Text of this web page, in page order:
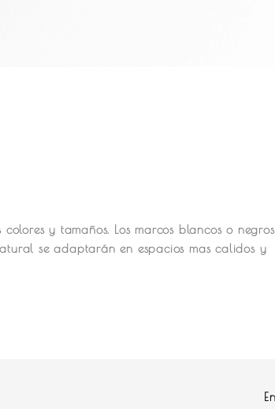
y tamaños. Los marcos blancos o negros
se adaptarán en espacios mas calidos y